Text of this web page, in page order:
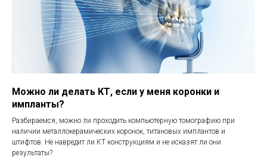
Можно ли делать КТ, если у меня коронки и
импланты?
Разбираемся, можно ли проходить компьютерную томографию при
наличии металлокерамических коронок, титановых имплантов и
штифтов. Не навредит ли КТ конструкциям и не исказят ли они
результаты?